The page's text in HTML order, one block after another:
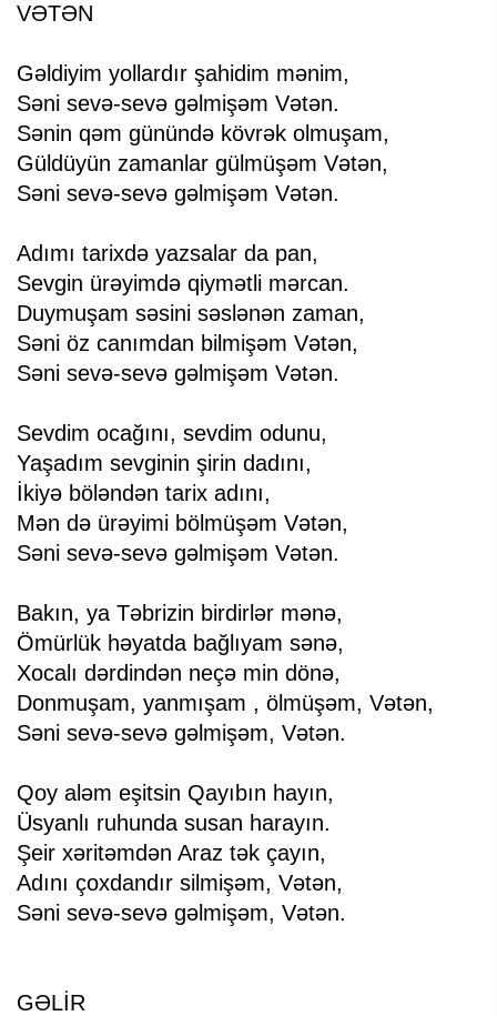
VƏTƏN
Gəldiyim yollardır şahidim mənim,
Səni sevə-sevə gəlmişəm Vətən.
Sənin qəm günündə kövrək olmuşam,
Güldüyün zamanlar gülmüşəm Vətən,
Səni sevə-sevə gəlmişəm Vətən.
Adımı tarixdə yazsalar da pan,
Sevgin ürəyimdə qiymətli mərcan.
Duymuşam səsini səslənən zaman,
Səni öz canımdan bilmişəm Vətən,
Səni sevə-sevə gəlmişəm Vətən.
Sevdim ocağını, sevdim odunu,
Yaşadım sevginin şirin dadını,
İkiyə böləndən tarix adını,
Mən də ürəyimi bölmüşəm Vətən,
Səni sevə-sevə gəlmişəm Vətən.
Bakın, ya Təbrizin birdirlər mənə,
Ömürlük həyatda bağlıyam sənə,
Xocalı dərdindən neçə min dönə,
Donmuşam, yanmışam , ölmüşəm, Vətən,
Səni sevə-sevə gəlmişəm, Vətən.
Qoy aləm eşitsin Qayıbın hayın,
Üsyanlı ruhunda susan harayın.
Şeir xəritəmdən Araz tək çayın,
Adını çoxdandır silmişəm, Vətən,
Səni sevə-sevə gəlmişəm, Vətən.
GƏLİR